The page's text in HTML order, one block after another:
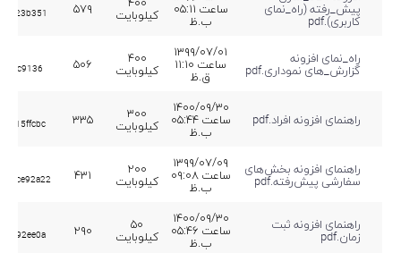
پیش_رفته (راه_نمای
کاربری).pdf
ساعت ۰۵:۱۱
ب.ظ کیلوبایت ۵۷۹
راه_نمای افزونه
گزارش_های نموداری.pdf
۱۳۹۹/۰۷/۰۱
ساعت ۱۱:۱۰
ق.ظ
۴۰۰
کیلوبایت ۵۰۶
راهنمای افزونه افراد.pdf
۱۴۰۰/۰۹/۳۰
ساعت ۰۵:۴۴
ب.ظ
۳۰۰
کیلوبایت ۳۳۵
راهنمای افزونه بخش‌های
سفارشی پیش‌رفته.pdf
۱۳۹۹/۰۷/۰۹
ساعت ۰۹:۰۸
ب.ظ
۲۰۰
کیلوبایت ۴۳۱
راهنمای افزونه ثبت
زمان.pdf
۱۴۰۰/۰۹/۳۰
ساعت ۰۵:۴۶
ب.ظ
۵۰
کیلوبایت ۲۹۰